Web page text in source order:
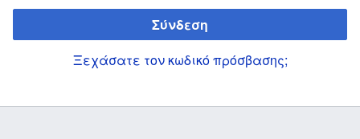
Σύνδεση
Ξεχάσατε τον κωδικό πρόσβασης;